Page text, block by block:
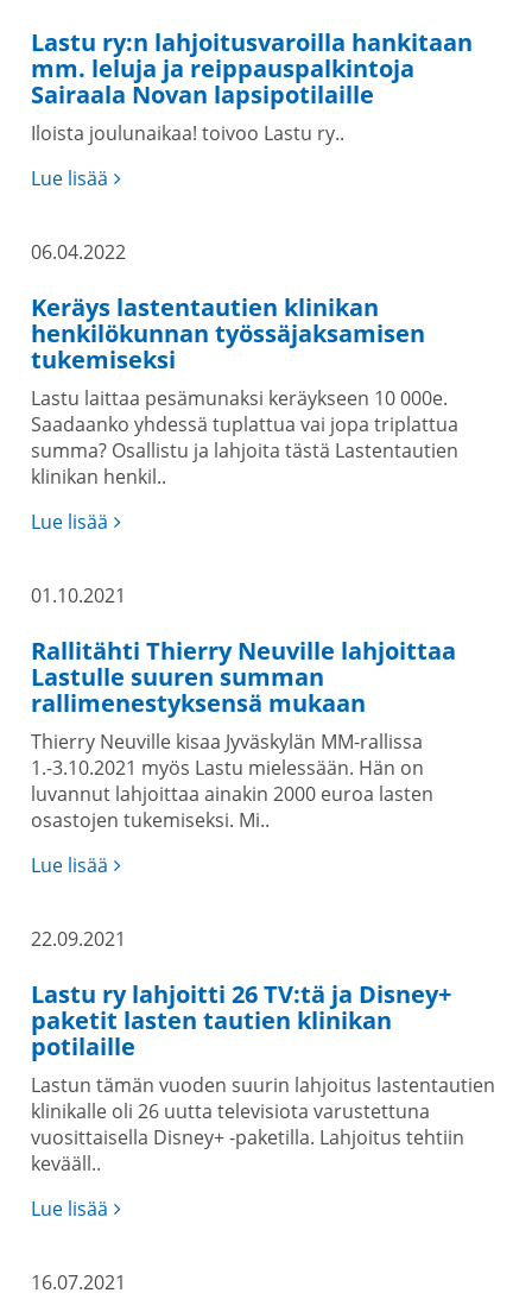
Lastu ry:n lahjoitusvaroilla hankitaan
mm. leluja ja reippauspalkintoja
Sairaala Novan lapsipotilaille
Iloista joulunaikaa! toivoo Lastu ry..
Lue lisää
06.04.2022
Keräys lastentautien klinikan
henkilökunnan työssäjaksamisen
tukemiseksi
Lastu laittaa pesämunaksi keräykseen 10 000e.
Saadaanko yhdessä tuplattua vai jopa triplattua
summa? Osallistu ja lahjoita tästä Lastentautien
klinikan henkil..
Lue lisää
01.10.2021
Rallitähti Thierry Neuville lahjoittaa
Lastulle suuren summan
rallimenestyksensä mukaan
Thierry Neuville kisaa Jyväskylän MM-rallissa
1.-3.10.2021 myös Lastu mielessään. Hän on
luvannut lahjoittaa ainakin 2000 euroa lasten
osastojen tukemiseksi. Mi..
Lue lisää
22.09.2021
Lastu ry lahjoitti 26 TV:tä ja Disney+
paketit lasten tautien klinikan
potilaille
Lastun tämän vuoden suurin lahjoitus lastentautien
klinikalle oli 26 uutta televisiota varustettuna
vuosittaisella Disney+ -paketilla. Lahjoitus tehtiin
kevääll..
Lue lisää
16.07.2021